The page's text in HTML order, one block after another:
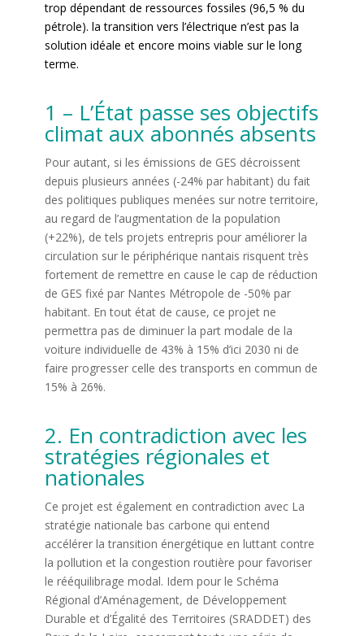
trop dépendant de ressources fossiles (96,5 % du
pétrole). la transition vers l’électrique n’est pas la
solution idéale et encore moins viable sur le long
terme.
1 – L’État passe ses objectifs
climat aux abonnés absents
Pour autant, si les émissions de GES décroissent
depuis plusieurs années (-24% par habitant) du fait
des politiques publiques menées sur notre territoire,
au regard de l’augmentation de la population
(+22%), de tels projets entrepris pour améliorer la
circulation sur le périphérique nantais risquent très
fortement de remettre en cause le cap de réduction
de GES fixé par Nantes Métropole de -50% par
habitant. En tout état de cause, ce projet ne
permettra pas de diminuer la part modale de la
voiture individuelle de 43% à 15% d’ici 2030 ni de
faire progresser celle des transports en commun de
15% à 26%.
2. En contradiction avec les
stratégies régionales et
nationales
Ce projet est également en contradiction avec La
stratégie nationale bas carbone qui entend
accélérer la transition énergétique en luttant contre
la pollution et la congestion routière pour favoriser
le rééquilibrage modal. Idem pour le Schéma
Régional d’Aménagement, de Développement
Durable et d’Égalité des Territoires (SRADDET) des